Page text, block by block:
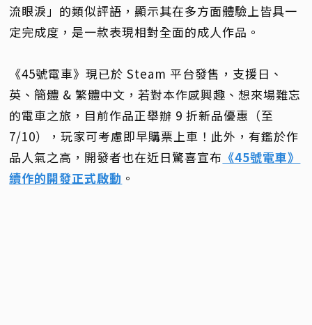
流眼淚」的類似評語，顯示其在多方面體驗上皆具一
定完成度，是一款表現相對全面的成人作品。
《45號電車》現已於 Steam 平台發售，支援日、
英、簡體 & 繁體中文，若對本作感興趣、想來場難忘
的電車之旅，目前作品正舉辦 9 折新品優惠（至
7/10），玩家可考慮即早購票上車！此外，有鑑於作
品人氣之高，開發者也在近日驚喜宣布 《45號電車》
續作的開發正式啟動 。